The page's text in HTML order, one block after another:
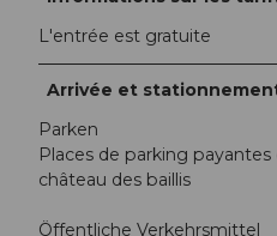
L'entrée est gratuite
Arrivée et
Parken
Places de parking
château des baillis
Öffentliche Verkehrsmittel